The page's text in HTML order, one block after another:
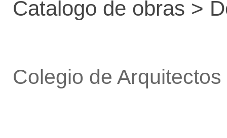
Catalogo de obras >
Colegio de